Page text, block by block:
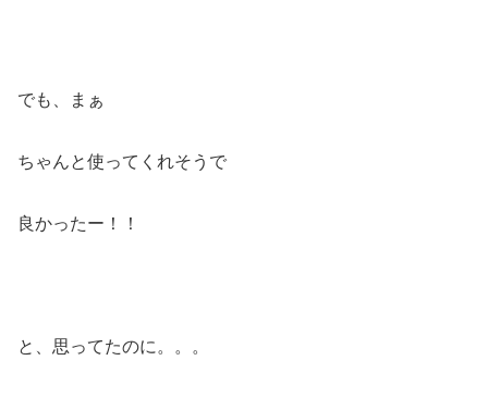
でも、まぁ
ちゃんと使ってくれそうで
良かったー！！
と、思ってたのに。。。